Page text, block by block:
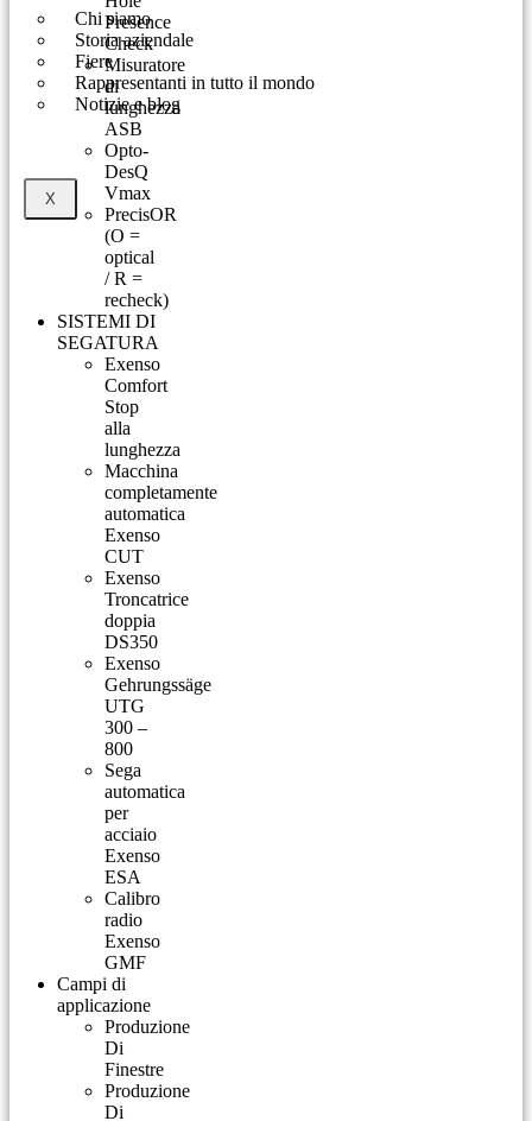
Chi siamo
Storia aziendale
Fiere
Rappresentanti in tutto il mondo
Notizie e blog
X
Presence
Check
Misuratore
di
lunghezza
ASB
Opto-
DesQ
Vmax
PrecisOR
(O =
optical
/ R =
recheck)
SISTEMI DI
SEGATURA
Exenso
Comfort
Stop
alla
lunghezza
Macchina
completamente
automatica
Exenso
CUT
Exenso
Troncatrice
doppia
DS350
Exenso
Gehrungssäge
UTG
300 –
800
Sega
automatica
per
acciaio
Exenso
ESA
Calibro
radio
Exenso
GMF
Campi di
applicazione
Produzione
Di
Finestre
Produzione
Di